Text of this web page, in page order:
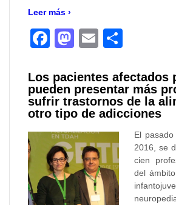
Leer más ›
Facebook
Mastodon
Email
Los pacientes afectados
pueden presentar más
sufrir trastornos de la
otro tipo de adicciones
El
2016, se
cien
del